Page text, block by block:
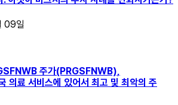
09일
주가(PRGSFNWB),
의료 서비스에 있어서 최고 및 최악의 주